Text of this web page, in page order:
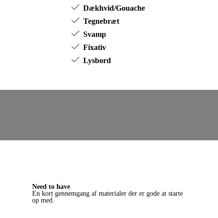
Dækhvid/Gouache
Tegnebræt
Svamp
Fixativ
Lysbord
Need to have
En kort gennemgang af materialer der er gode at starte
op med.